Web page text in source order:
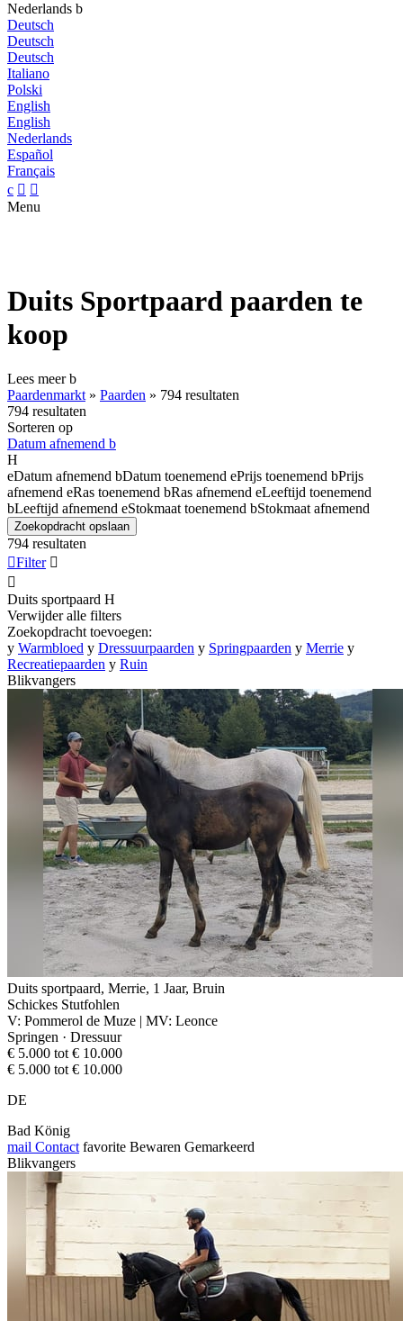
Nederlands b
Deutsch
Deutsch
Deutsch
Italiano
Polski
English
English
Nederlands
Español
Français
c  
Menu
Duits Sportpaard paarden te
koop
Lees meerb
Paardenmarkt » Paarden » 794 resultaten
794 resultaten
Sorteren op
Datum afnemend b
H
eDatum afnemend bDatum toenemend ePrijs toenemend bPrijs
afnemend eRas toenemend bRas afnemend eLeeftijd toenemend
bLeeftijd afnemend eStokmaat toenemend bStokmaat afnemend
Zoekopdracht opslaan
794 resultaten
Filter 

Duits sportpaard H
Verwijder alle filters
Zoekopdracht toevoegen:
y Warmbloed y Dressuurpaarden y Springpaarden y Merrie y
Recreatiepaarden y Ruin
Blikvangers
Duits sportpaard, Merrie, 1 Jaar, Bruin
Schickes Stutfohlen
V: Pommerol de Muze | MV: Leonce
Springen · Dressuur
€ 5.000 tot € 10.000
€ 5.000 tot € 10.000
DE
Bad König
mail Contact favorite Bewaren Gemarkeerd
Blikvangers